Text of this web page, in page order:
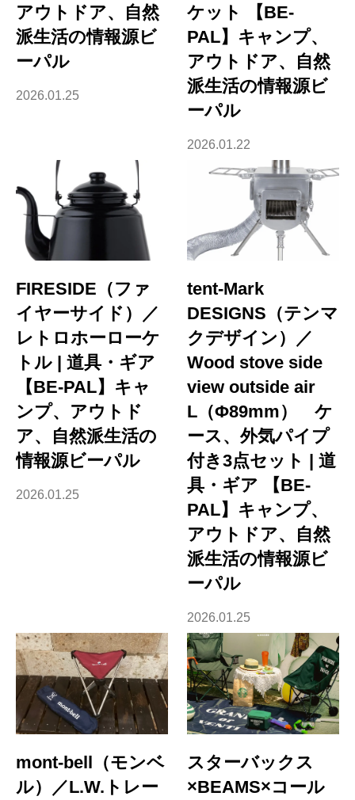
アウトドア、自然
派生活の情報源ビ
ーパル
2026.01.25
ケット 【BE-
PAL】キャンプ、
アウトドア、自然
派生活の情報源ビ
ーパル
2026.01.22
FIRESIDE（ファ
イヤーサイド）／
レトロホーローケ
トル | 道具・ギア
【BE-PAL】キャ
ンプ、アウトド
ア、自然派生活の
情報源ビーパル
2026.01.25
tent-Mark
DESIGNS（テンマ
クデザイン）／
Wood stove side
view outside air
L（Φ89mm） ケ
ース、外気パイプ
付き3点セット | 道
具・ギア 【BE-
PAL】キャンプ、
アウトドア、自然
派生活の情報源ビ
ーパル
2026.01.25
mont-bell（モンベ
ル）／L.W.トレー
スターバックス
×BEAMS×コール